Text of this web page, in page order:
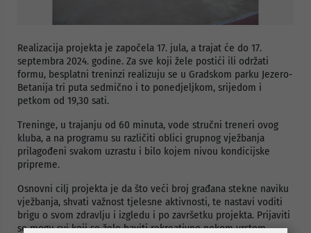
Realizacija projekta je započela 17. jula, a trajat će do 17.
septembra 2024. godine. Za sve koji žele postići ili održati
formu, besplatni treninzi realizuju se u Gradskom parku Jezero-
Betanija tri puta sedmično i to ponedjeljkom, srijedom i
petkom od 19,30 sati.
Treninge, u trajanju od 60 minuta, vode stručni treneri ovog
kluba, a na programu su različiti oblici grupnog vježbanja
prilagođeni svakom uzrastu i bilo kojem nivou kondicijske
pripreme.
Osnovni cilj projekta je da što veći broj građana stekne naviku
vježbanja, shvati važnost tjelesne aktivnosti, te nastavi voditi
brigu o svom zdravlju i izgledu i po završetku projekta. Prijaviti
se mogu svi koji se žele baviti rekreativno nekom vrstom